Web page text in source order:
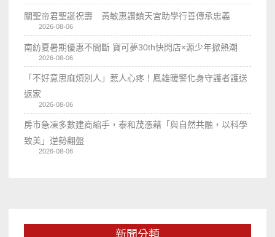
關聖帝君聖誕祝壽 黃敏惠讚鎮天宮助學行善傳承忠義
2026-08-06
南紡夏暑期優惠不間斷 寶可夢30th快閃店×源少年掀熱潮
2026-08-06
「不好意思麻煩別人」惹人心疼！鳳雄暖警化身守護者護送
返家
2026-08-06
房市急凍多數建商縮手，泰和茂憑藉「與自然共融，以科學
致美」逆勢翻盤
2026-08-06